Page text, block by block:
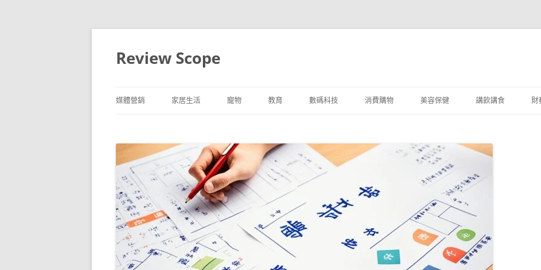
跳
要
內
Review Scope
媒體營銷 家居生活 寵物 教育 數碼科技 消費購物 美容保健 講飲講食 財